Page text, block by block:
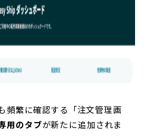
頻繁に確認する「注文管理画
用のタブが新たに追加されま